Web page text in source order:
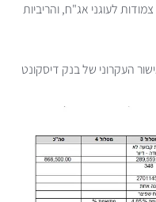
לעוגני אג"ח, והריביות
העקרוני של בנק דיסקונט